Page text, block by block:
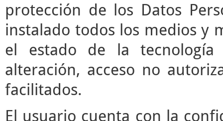
protección de los Datos
instalado todos los medios y
el estado de la
alteración, acceso no
facilitados.
El usuario cuenta con la